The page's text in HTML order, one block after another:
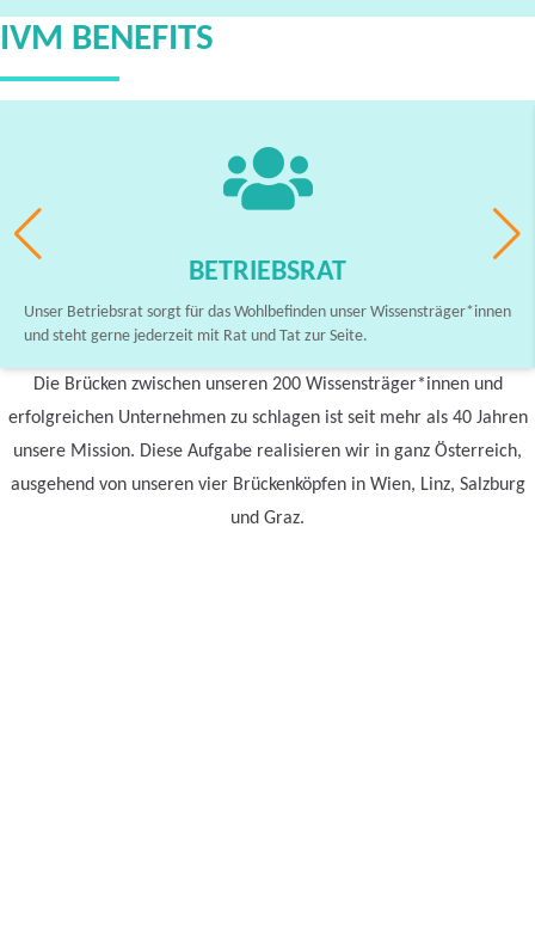
IVM BENEFITS
BETRIEBSRAT
Unser Betriebsrat sorgt für das Wohlbefinden unser Wissensträger*innen
und steht gerne jederzeit mit Rat und Tat zur Seite.
Die Brücken zwischen unseren 200 Wissensträger*innen und
erfolgreichen Unternehmen zu schlagen ist seit mehr als 40 Jahren
unsere Mission. Diese Aufgabe realisieren wir in ganz Österreich,
ausgehend von unseren vier Brückenköpfen in Wien, Linz, Salzburg
und Graz.